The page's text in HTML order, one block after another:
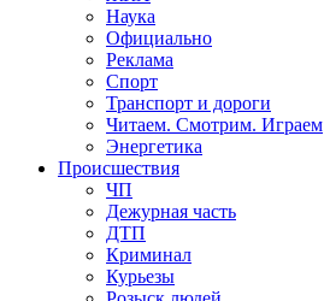
Наука
Официально
Реклама
Спорт
Транспорт и дороги
Читаем. Смотрим. Играем
Энергетика
Происшествия
ЧП
Дежурная часть
ДТП
Криминал
Курьезы